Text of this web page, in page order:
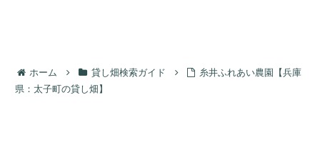
ホーム 貸し畑検索ガイド
糸井ふれあい農園【兵庫
県：太子町の貸し畑】